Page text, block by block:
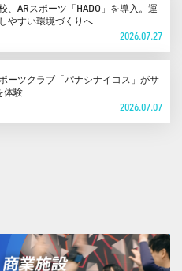
、ARスポーツ「HADO」を導入。運
やすい環境づくりへ
2026.07.27
ーツクラブ「パナシナイコス」がサ
体験
2026.07.07